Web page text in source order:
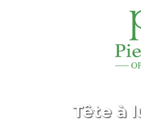
Tête à